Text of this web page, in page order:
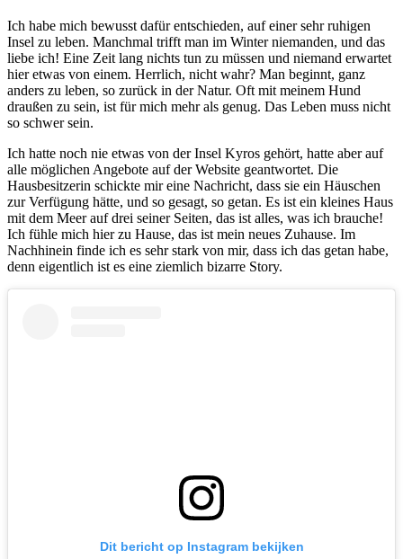
Ich habe mich bewusst dafür entschieden, auf einer sehr ruhigen
Insel zu leben. Manchmal trifft man im Winter niemanden, und das
liebe ich! Eine Zeit lang nichts tun zu müssen und niemand erwartet
hier etwas von einem. Herrlich, nicht wahr? Man beginnt, ganz
anders zu leben, so zurück in der Natur. Oft mit meinem Hund
draußen zu sein, ist für mich mehr als genug. Das Leben muss nicht
so schwer sein.
Ich hatte noch nie etwas von der Insel Kyros gehört, hatte aber auf
alle möglichen Angebote auf der Website geantwortet. Die
Hausbesitzerin schickte mir eine Nachricht, dass sie ein Häuschen
zur Verfügung hätte, und so gesagt, so getan. Es ist ein kleines Haus
mit dem Meer auf drei seiner Seiten, das ist alles, was ich brauche!
Ich fühle mich hier zu Hause, das ist mein neues Zuhause. Im
Nachhinein finde ich es sehr stark von mir, dass ich das getan habe,
denn eigentlich ist es eine ziemlich bizarre Story.
Dit bericht op Instagram bekijken